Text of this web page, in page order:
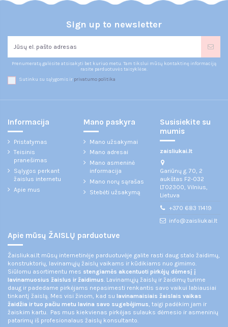
Sign up to newsletter
Prenumeratą galėsite atsisakyti bet kuriuo metu. Tam tikslui mūsų kontaktinę informaciją
rasite parduotuvės taisyklėse.
Sutinku su sąlygomis ir privatumo politika
Informacija
Pristatymas
Teisinis
pranešimas
Sąlygos perkant
žaislus internetu
Apie mus
Mano paskyra
Mano užsakymai
Mano adresai
Mano asmeninė
informacija
Mano norų sąrašas
Stebėti užsakymą
Susisiekite su
mumis
zaisliukai.lt
Gariūnų g. 70, 2
aukštas F2-032
LT02300, Vilnius,
Lietuva
+370 683 11419
info@zaisliukai.lt
Apie mūsų ŽAISLŲ parduotuve
Žaisliukai.lt mūsų internetinėje parduotuvėje galite rasti daug stalo žaidimų,
konstruktorių, lavinamųjų žaislų vaikams ir kūdikiams nuo gimimo.
Siūlomu asortimentu mes stengiamės akcentuoti pirkėjų dėmesį į
lavinamuosius žaislus ir žaidimus. Lavinamųjų žaislų ir žaidimų turime
daug ir padedame pirkėjams nepasimesti renkantis savo vaikui labiausiai
tinkantį žaislą. Mes visi žinom, kad su lavinamaisiais žaislais vaikas
žaidžia ir tuo pačiu metu lavina savo sugebėjimus, taigi padėkim jam ir
žaiskim kartu. Pas mus kiekvienas pirkėjas sulauks dėmesio ir asmeninių
patarimų iš profesionalaus žaislų konsultanto.